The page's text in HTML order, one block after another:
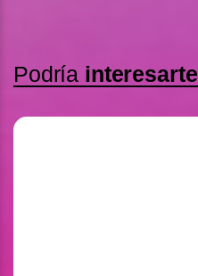
Podría interesarte